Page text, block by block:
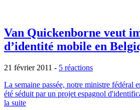
Van Quickenborne veut
d’identité mobile en
21 février 2011 - 5 réactions
La semaine passée, notre ministre fédéral
été séduit par un projet espagnol
la suite